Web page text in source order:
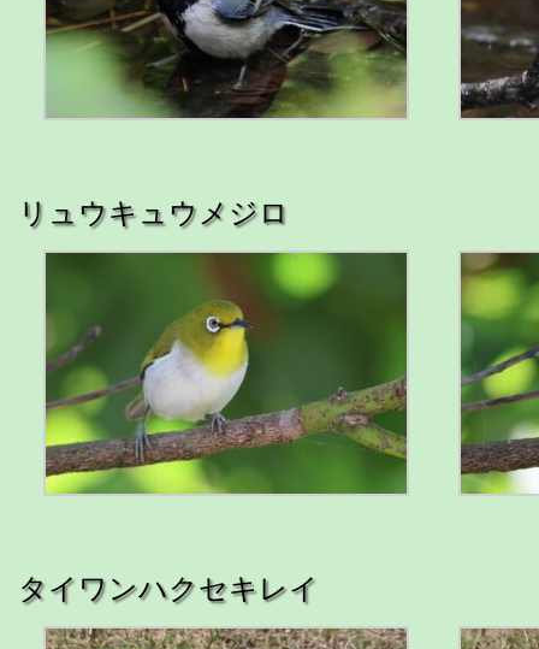
リュウキュウメジロ
タイワンハクセキレイ